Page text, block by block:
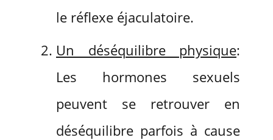
le réflexe éjaculatoire.
Un déséquilibre physique:
Les hormones sexuels
peuvent se retrouver en
déséquilibre parfois à cause